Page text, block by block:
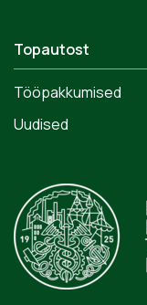
Topautost
Tööpakkumised
Uudised